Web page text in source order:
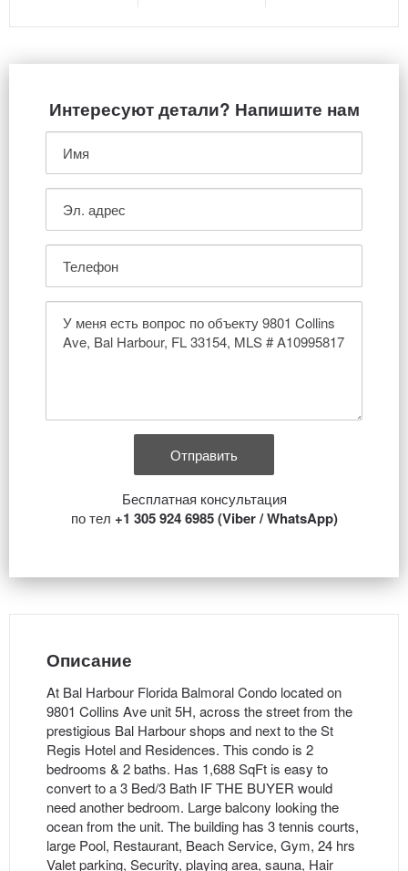
Интересуют детали? Напишите нам
Бесплатная консультация
по тел +1 305 924 6985 (Viber / WhatsApp)
Описание
At Bal Harbour Florida Balmoral Condo located on
9801 Collins Ave unit 5H, across the street from the
prestigious Bal Harbour shops and next to the St
Regis Hotel and Residences. This condo is 2
bedrooms & 2 baths. Has 1,688 SqFt is easy to
convert to a 3 Bed/3 Bath IF THE BUYER would
need another bedroom. Large balcony looking the
ocean from the unit. The building has 3 tennis courts,
large Pool, Restaurant, Beach Service, Gym, 24 hrs
Valet parking, Security, playing area, sauna, Hair